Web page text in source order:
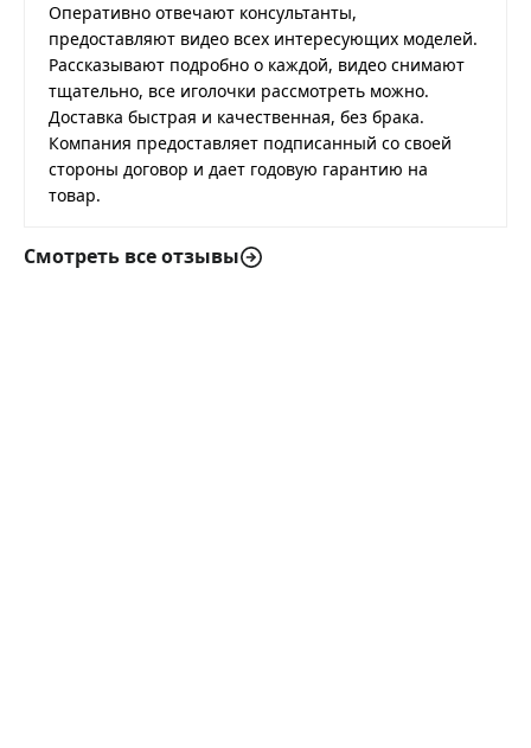
Оперативно отвечают консультанты,
предоставляют видео всех интересующих моделей.
Рассказывают подробно о каждой, видео снимают
тщательно, все иголочки рассмотреть можно.
Доставка быстрая и качественная, без брака.
Компания предоставляет подписанный со своей
стороны договор и дает годовую гарантию на
товар.
Смотреть все отзывы